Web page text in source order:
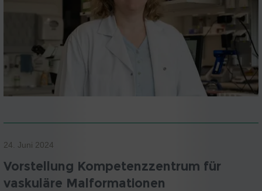
24. Juni 2024
Vorstellung Kompetenzzentrum für
vaskuläre Malformationen